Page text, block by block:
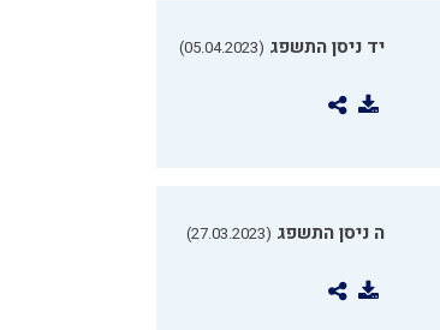
יד ניסן התשפג (05.04.2023)
ה ניסן התשפג (27.03.2023)